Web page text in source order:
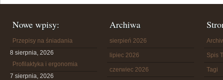
Nowe wpisy:
Przepisy na śniadania
8 sierpnia, 2026
Profilaktyka i ergonomia
7 sierpnia, 2026
Archiwa
sierpień 2026
lipiec 2026
czerwiec 2026
Spis
Tagi